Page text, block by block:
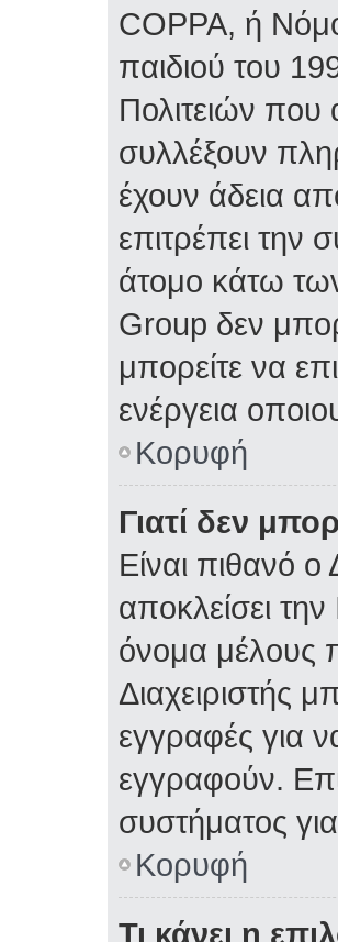
COPPA, ή
παιδιού του
Πολιτειών που
συλλέξουν
έχουν άδεια
επιτρέπει
άτομο κάτω
Group δεν
μπορείτε να
ενέργεια
Κορυφή
Γιατί δεν
Είναι πιθανό ο
αποκλείσει
όνομα μέλους
Διαχειριστής
εγγραφές για
εγγραφούν.
συστήματος
Κορυφή
Τι κάνει η